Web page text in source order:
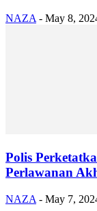
NAZA - May 8,
Polis
Perlawanan
NAZA - May 7,